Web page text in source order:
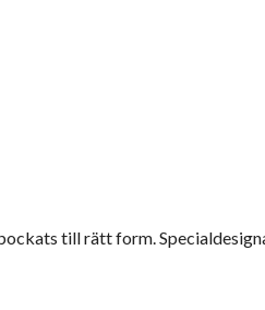
till rätt form.